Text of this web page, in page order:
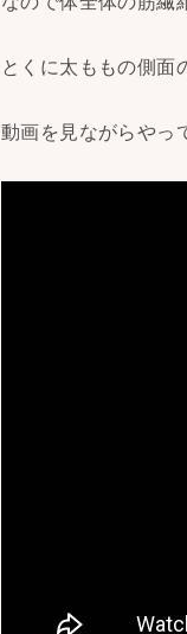
とくに太ももの側面
動画を見ながらやっ